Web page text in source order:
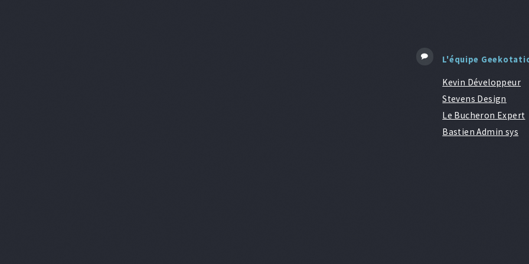
L'équipe
Kevin Développeur
Stevens Design
Le Bucheron Expert
Bastien Admin sys